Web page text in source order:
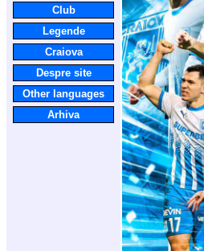
Club
Legende
Craiova
Despre site
Other languages
Arhiva